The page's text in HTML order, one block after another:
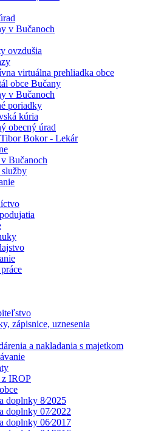
v Bučanoch
ovzdušia
virtuálna prehliadka obce
obce Bučany
v Bučanoch
poriadky
kúria
obecný úrad
Bokor - Lekár
v Bučanoch
zápisnice, uznesenia
a nakladania s majetkom
z IROP
doplnky 8⁄2025
doplnky 07⁄2022
doplnky 06⁄2017